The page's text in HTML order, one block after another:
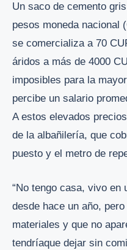
Un saco de cemento
pesos moneda nacional
se comercializa a 70
áridos a más de 4000
imposibles para la
percibe un salario
A estos elevados
de la albañilería, que
puesto y el metro de
“No tengo casa, vivo en
desde hace un año,
materiales y que no
tendríaque dejar sin